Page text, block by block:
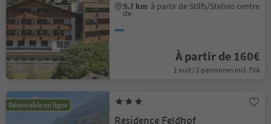
9.7 km à partir de Stilfs/Stelvio centre
de
À partir de 160€
1 nuit / 2 personnes incl. TVA
Réservable en ligne
Residence Feldhof